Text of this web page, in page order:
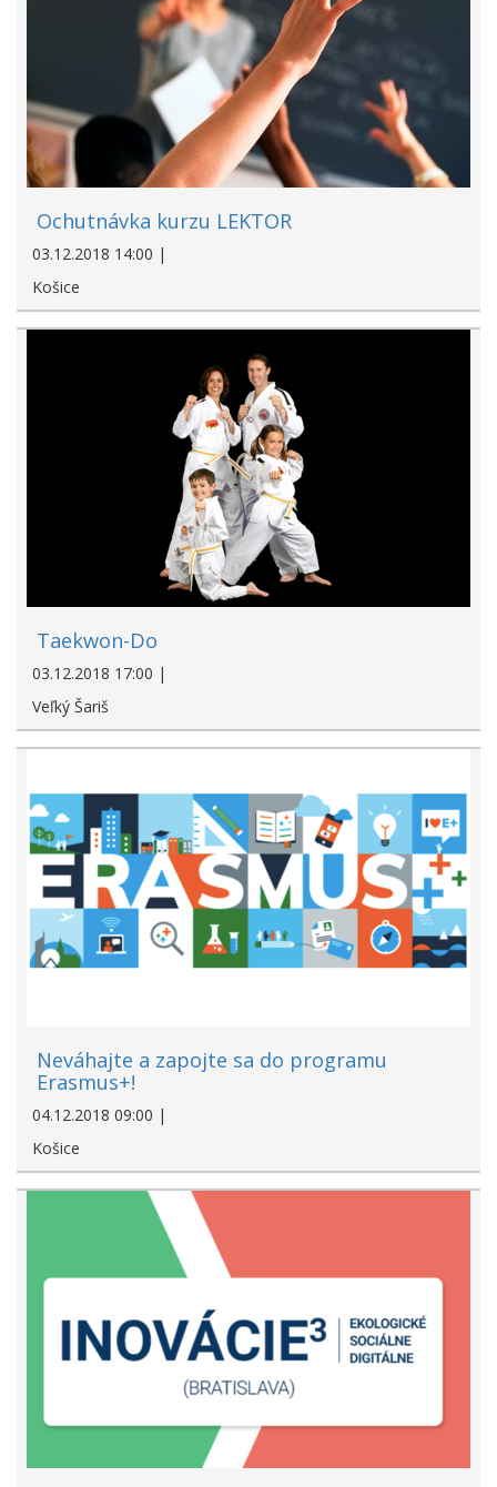
Ochutnávka kurzu LEKTOR
03.12.2018 14:00 |
Košice
Taekwon-Do
03.12.2018 17:00 |
Veľký Šariš
Neváhajte a zapojte sa do programu
Erasmus+!
04.12.2018 09:00 |
Košice